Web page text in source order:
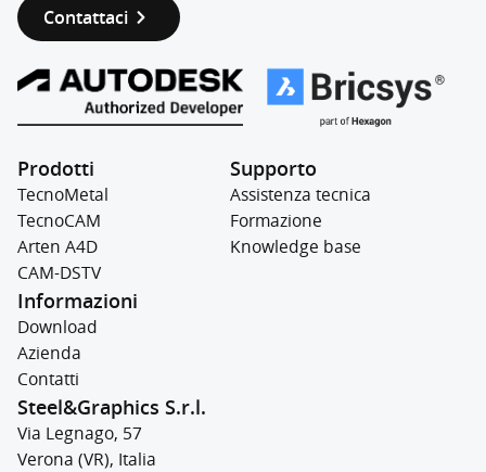
Contattaci
Prodotti
TecnoMetal
TecnoCAM
Arten A4D
CAM-DSTV
Supporto
Assistenza tecnica
Formazione
Knowledge base
Informazioni
Download
Azienda
Contatti
Steel&Graphics S.r.l.
Via Legnago, 57
Verona (VR), Italia